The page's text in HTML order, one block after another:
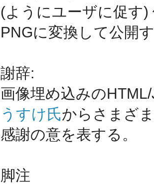
(ようにユーザに促す
PNGに変換して公開
謝辞:
画像埋め込みの
うすけ氏からさまざ
感謝の意を表する。
脚注